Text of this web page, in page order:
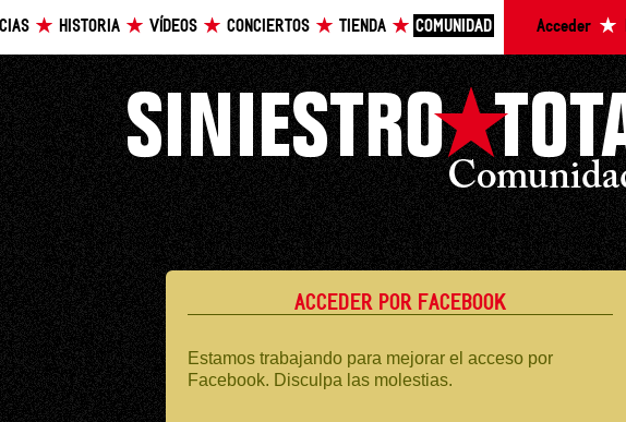
HISTORIA VÍDEOS CONCIERTOS TIENDA COMUNIDAD Acceder
ACCEDER POR FACEBOOK
Estamos trabajando para mejorar el acceso por
Facebook. Disculpa las molestias.